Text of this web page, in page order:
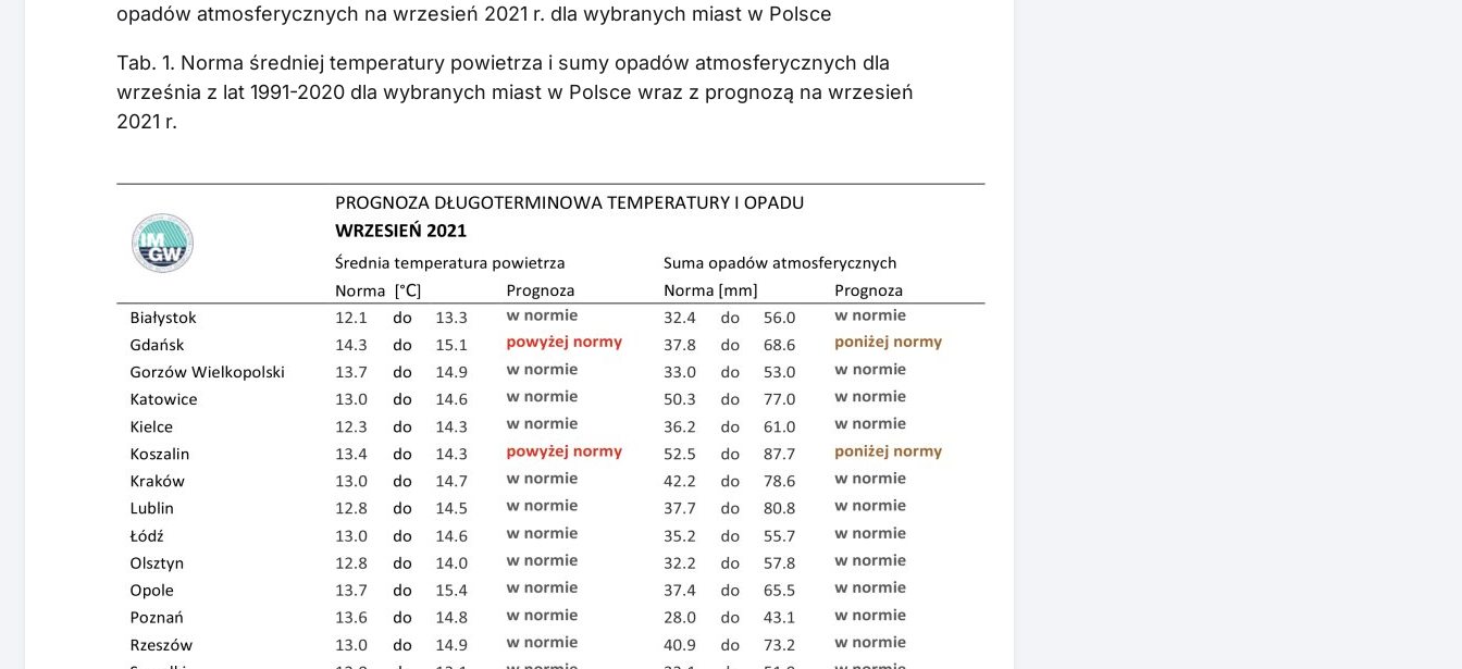
opadów atmosferycznych na wrzesień 2021 r. dla wybranych miast w Polsce
Tab. 1. Norma średniej temperatury powietrza i sumy opadów atmosferycznych dla
września z lat 1991-2020 dla wybranych miast w Polsce wraz z prognozą na wrzesień
2021 r.